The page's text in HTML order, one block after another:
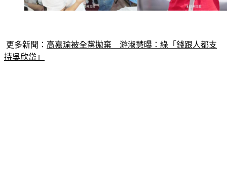
更多新聞： 高嘉瑜被全黨拋棄　游淑慧曝：綠「錢跟人都支
持吳欣岱」